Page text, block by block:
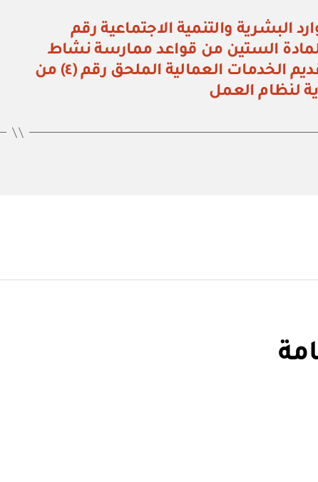
البشرية والتنمية الاجتماعية رقم
المادة الستين من قواعد ممارسة نشاط
الاستقدام وتقديم الخدمات العمالية الملحق رقم (٤) من
لنظام العمل